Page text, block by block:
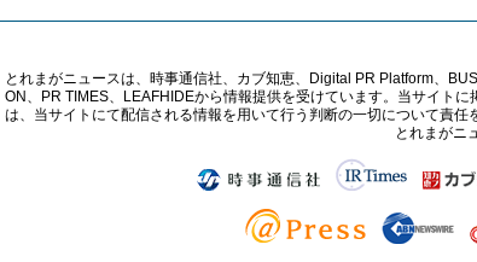
とれまがニュースは、時事通信社、カブ知恵、Digital PR Platform、
ON、PR TIMES、LEAFHIDEから情報提供を受けています。当サイト
は、当サイトにて配信される情報を用いて行う判断の一切について責任
とれまがニ